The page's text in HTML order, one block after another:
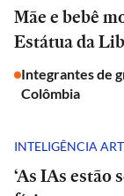
Mãe e bebê
Estátua da
Integrantes de
Colômbia
INTELIGÊNCIA
‘As IAs estão